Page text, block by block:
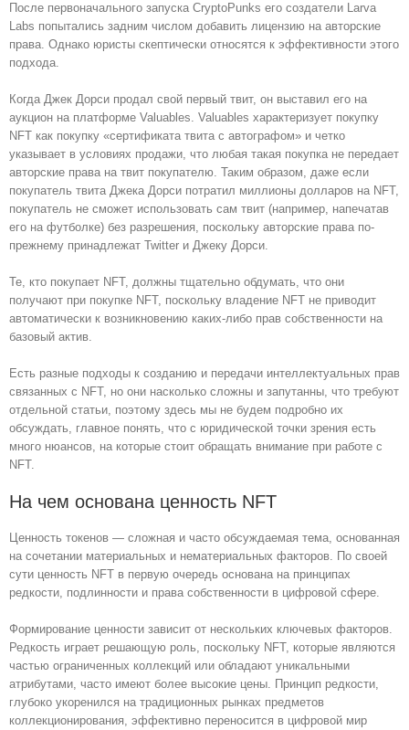
После первоначального запуска CryptoPunks его создатели Larva
Labs попытались задним числом добавить лицензию на авторские
права. Однако юристы скептически относятся к эффективности этого
подхода.
Когда Джек Дорси продал свой первый твит, он выставил его на
аукцион на платформе Valuables. Valuables характеризует покупку
NFT как покупку «сертификата твита с автографом» и четко
указывает в условиях продажи, что любая такая покупка не передает
авторские права на твит покупателю. Таким образом, даже если
покупатель твита Джека Дорси потратил миллионы долларов на NFT,
покупатель не сможет использовать сам твит (например, напечатав
его на футболке) без разрешения, поскольку авторские права по-
прежнему принадлежат Twitter и Джеку Дорси.
Те, кто покупает NFT, должны тщательно обдумать, что они
получают при покупке NFT, поскольку владение NFT не приводит
автоматически к возникновению каких-либо прав собственности на
базовый актив.
Есть разные подходы к созданию и передачи интеллектуальных прав
связанных с NFT, но они насколько сложны и запутанны, что требуют
отдельной статьи, поэтому здесь мы не будем подробно их
обсуждать, главное понять, что с юридической точки зрения есть
много нюансов, на которые стоит обращать внимание при работе с
NFT.
На чем основана ценность NFT
Ценность токенов — сложная и часто обсуждаемая тема, основанная
на сочетании материальных и нематериальных факторов. По своей
сути ценность NFT в первую очередь основана на принципах
редкости, подлинности и права собственности в цифровой сфере.
Формирование ценности зависит от нескольких ключевых факторов.
Редкость играет решающую роль, поскольку NFT, которые являются
частью ограниченных коллекций или обладают уникальными
атрибутами, часто имеют более высокие цены. Принцип редкости,
глубоко укоренился на традиционных рынках предметов
коллекционирования, эффективно переносится в цифровой мир